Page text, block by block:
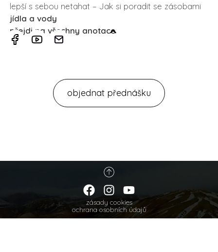
lepší s sebou netahat – Jak si poradit se zásobami
jídla a vody
přejdi na všechny anotace
objednat přednášku
zásady cookies
ochrana osobních údajů